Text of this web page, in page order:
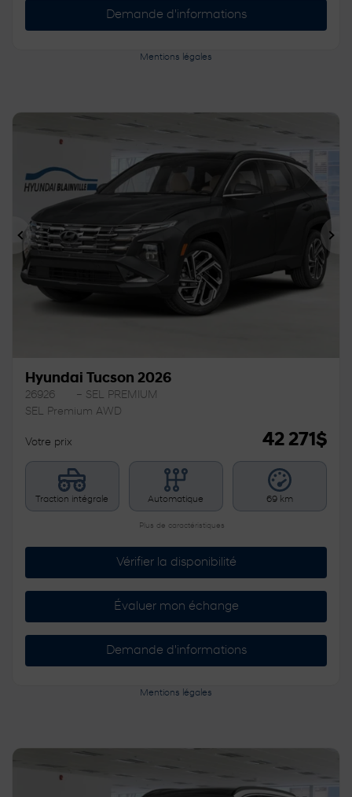
Demande d'informations
Mentions légales
Précédent
Hyundai Tucson 2026
26926
– SEL PREMIUM
SEL Premium AWD
Votre prix 42 271$
Traction intégrale Automatique 69 km
Plus de caractéristiques
Vérifier la disponibilité
Évaluer mon échange
Demande d'informations
Mentions légales